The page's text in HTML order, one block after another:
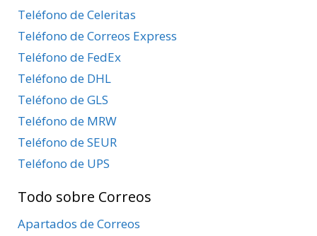
Teléfono de Celeritas
Teléfono de Correos Express
Teléfono de FedEx
Teléfono de DHL
Teléfono de GLS
Teléfono de MRW
Teléfono de SEUR
Teléfono de UPS
Todo sobre Correos
Apartados de Correos